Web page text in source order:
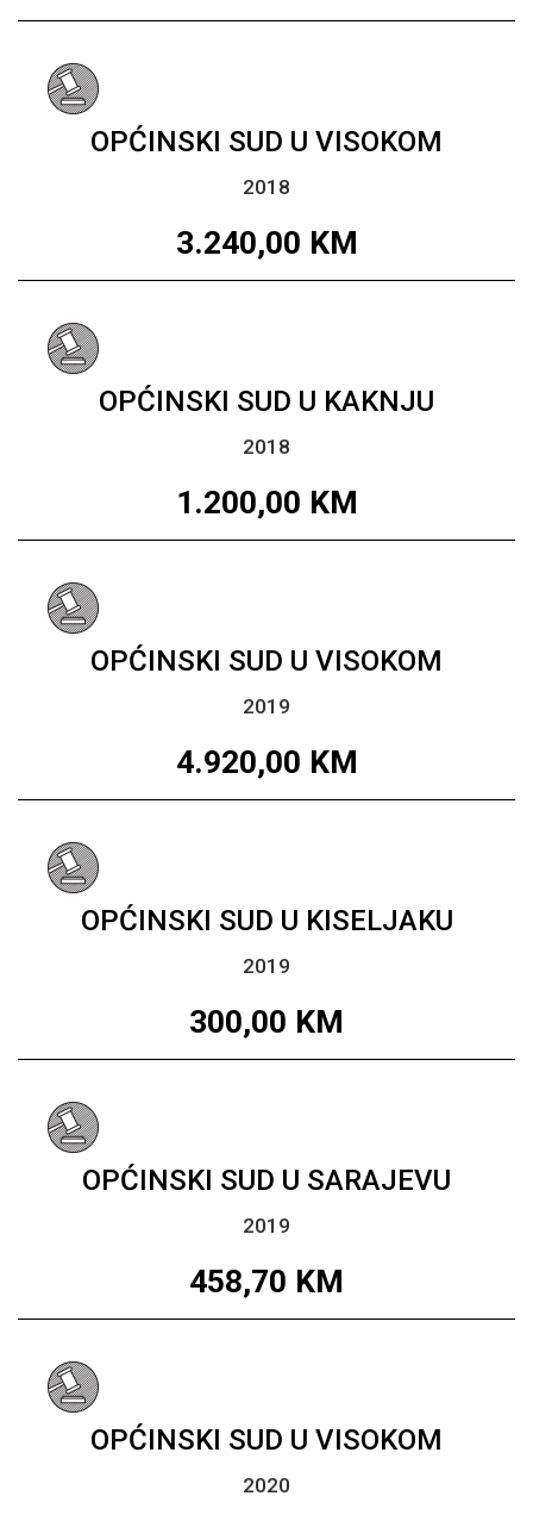
OPĆINSKI SUD U VISOKOM
2018
3.240,00 KM
OPĆINSKI SUD U KAKNJU
2018
1.200,00 KM
OPĆINSKI SUD U VISOKOM
2019
4.920,00 KM
OPĆINSKI SUD U KISELJAKU
2019
300,00 KM
OPĆINSKI SUD U SARAJEVU
2019
458,70 KM
OPĆINSKI SUD U VISOKOM
2020